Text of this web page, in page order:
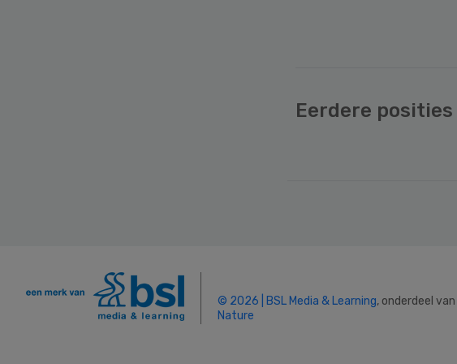
Eerdere posities
© 2026 | BSL Media & Learning, onderdeel van
Nature